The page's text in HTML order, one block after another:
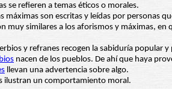
se refieren a temas éticos o morales.
máximas son escritas y leídas por personas
muy similares a los aforismos y máximas,
y refranes recogen la sabiduría popular
nacen de los pueblos. De ahí que haya
llevan una advertencia sobre algo.
ilustran un comportamiento moral.